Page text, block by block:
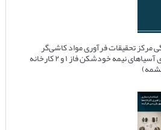
تحقیقات فرآوری مواد کاشی‌گر
(بررسی روند تعویض آسترهای آسیاهای نیمه خودشکن فاز ۱ و ۲ کارخانه